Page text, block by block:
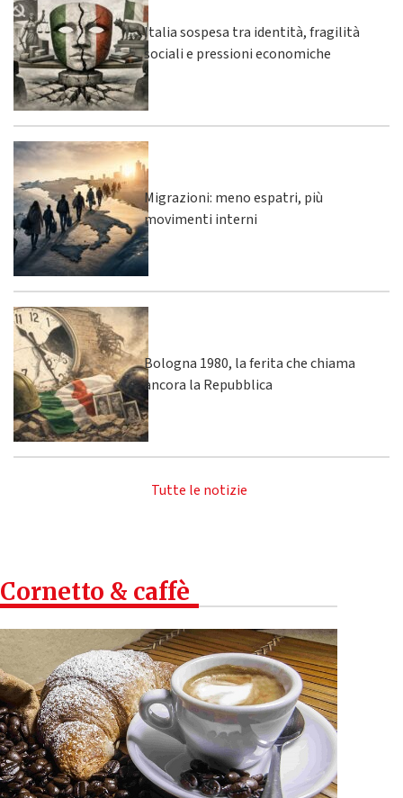
Italia sospesa tra identità, fragilità
sociali e pressioni economiche
Migrazioni: meno espatri, più
movimenti interni
Bologna 1980, la ferita che chiama
ancora la Repubblica
Tutte le notizie
Cornetto & caffè